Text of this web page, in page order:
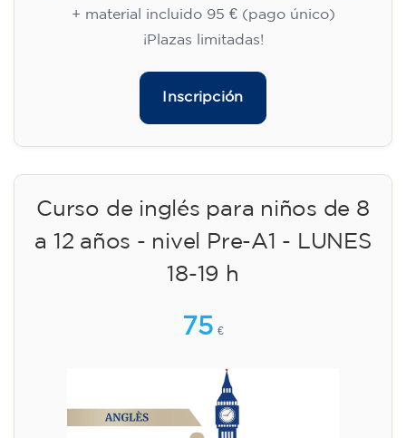
+ material incluido 95 € (pago único)
¡Plazas limitadas!
Inscripción
Curso de inglés para niños de 8
a 12 años - nivel Pre-A1 - LUNES
18-19 h
75 €